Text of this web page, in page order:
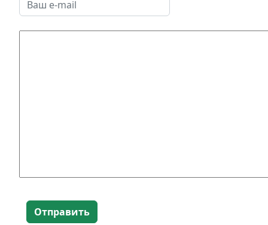
Отправить